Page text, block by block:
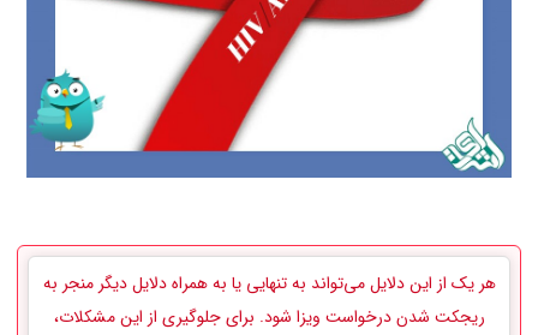
هر یک از این دلایل می‌تواند به تنهایی یا به همراه دلایل دیگر منجر به
ریجکت شدن درخواست ویزا شود. برای جلوگیری از این مشکلات،